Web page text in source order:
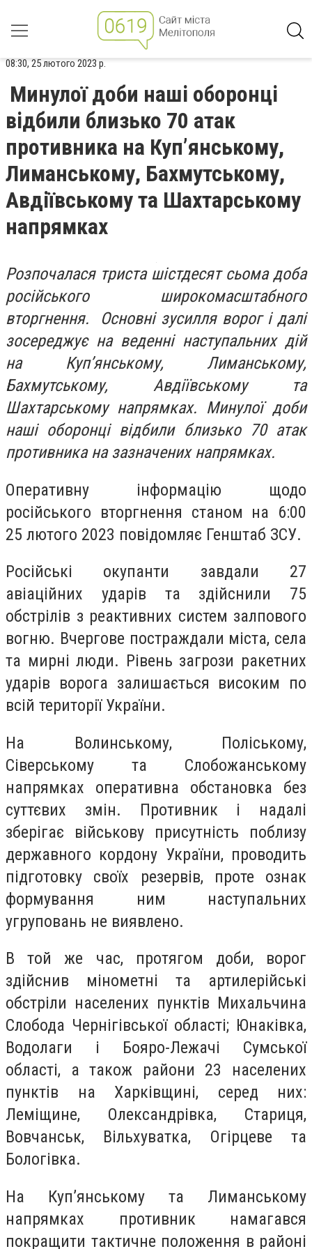
08:30, 25 лютого 2023 р.
Минулої доби наші оборонці
відбили близько 70 атак
противника на Куп’янському,
Лиманському, Бахмутському,
Авдіївському та Шахтарському
напрямках
Розпочалася триста шістдесят сьома доба
російського широкомасштабного
вторгнення. Основні зусилля ворог і далі
зосереджує на веденні наступальних дій
на Куп’янському, Лиманському,
Бахмутському, Авдіївському та
Шахтарському напрямках. Минулої доби
наші оборонці відбили близько 70 атак
противника на зазначених напрямках.
Оперативну інформацію щодо
російського вторгнення станом на 6:00
25 лютого 2023 повідомляє Генштаб ЗСУ.
Російські окупанти завдали 27
авіаційних ударів та здійснили 75
обстрілів з реактивних систем залпового
вогню. Вчергове постраждали міста, села
та мирні люди. Рівень загрози ракетних
ударів ворога залишається високим по
всій території України.
На Волинському, Поліському,
Сіверському та Слобожанському
напрямках оперативна обстановка без
суттєвих змін. Противник і надалі
зберігає військову присутність поблизу
державного кордону України, проводить
підготовку своїх резервів, проте ознак
формування ним наступальних
угруповань не виявлено.
В той же час, протягом доби, ворог
здійснив мінометні та артилерійські
обстріли населених пунктів Михальчина
Слобода Чернігівської області; Юнаківка,
Водолаги і Бояро-Лежачі Сумської
області, а також райони 23 населених
пунктів на Харківщині, серед них:
Леміщине, Олександрівка, Стариця,
Вовчанськ, Вільхуватка, Огірцеве та
Бологівка.
На Куп’янському та Лиманському
напрямках противник намагався
покращити тактичне положення в районі